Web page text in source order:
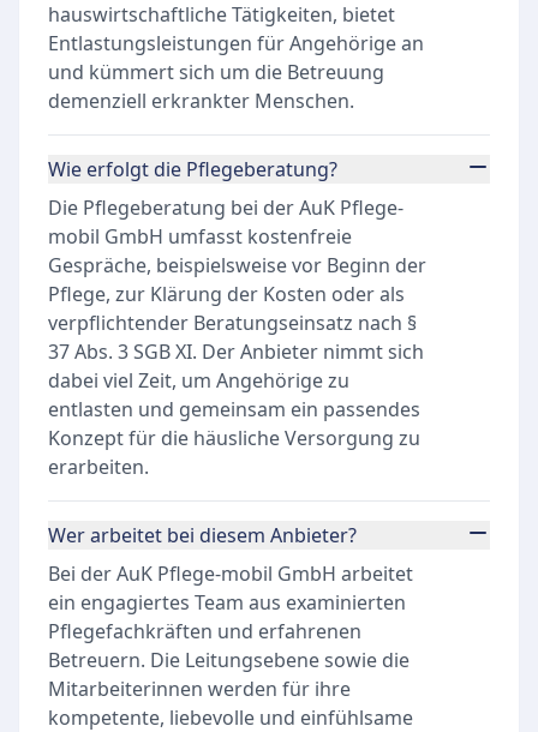
hauswirtschaftliche Tätigkeiten, bietet
Entlastungsleistungen für Angehörige an
und kümmert sich um die Betreuung
demenziell erkrankter Menschen.
Wie erfolgt die Pflegeberatung?
Die Pflegeberatung bei der AuK Pflege-
mobil GmbH umfasst kostenfreie
Gespräche, beispielsweise vor Beginn der
Pflege, zur Klärung der Kosten oder als
verpflichtender Beratungseinsatz nach §
37 Abs. 3 SGB XI. Der Anbieter nimmt sich
dabei viel Zeit, um Angehörige zu
entlasten und gemeinsam ein passendes
Konzept für die häusliche Versorgung zu
erarbeiten.
Wer arbeitet bei diesem Anbieter?
Bei der AuK Pflege-mobil GmbH arbeitet
ein engagiertes Team aus examinierten
Pflegefachkräften und erfahrenen
Betreuern. Die Leitungsebene sowie die
Mitarbeiterinnen werden für ihre
kompetente, liebevolle und einfühlsame